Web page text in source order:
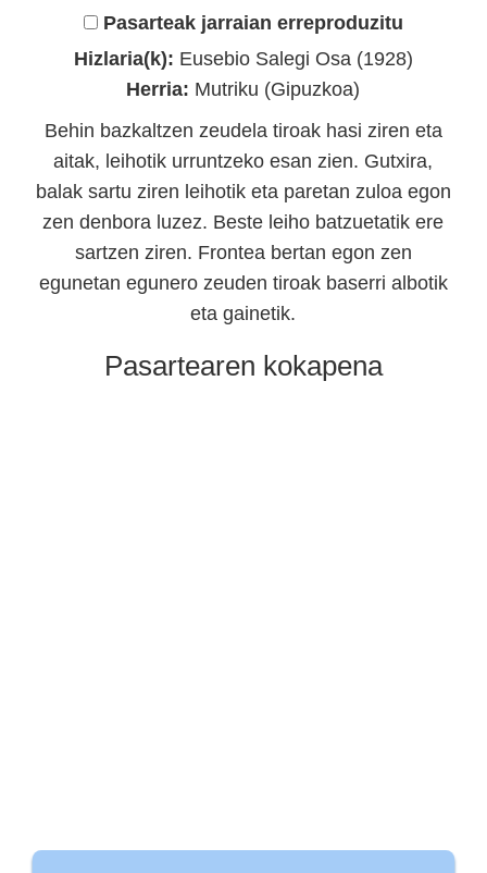
Pasarteak jarraian erreproduzitu
Hizlaria(k): Eusebio Salegi Osa (1928)
Herria: Mutriku (Gipuzkoa)
Behin bazkaltzen zeudela tiroak hasi ziren eta
aitak, leihotik urruntzeko esan zien. Gutxira,
balak sartu ziren leihotik eta paretan zuloa egon
zen denbora luzez. Beste leiho batzuetatik ere
sartzen ziren. Frontea bertan egon zen
egunetan egunero zeuden tiroak baserri albotik
eta gainetik.
Pasartearen kokapena